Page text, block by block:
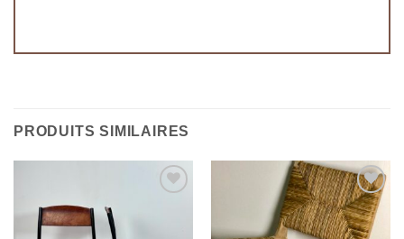
PRODUITS SIMILAIRES
Ajouter
à la
wishlist